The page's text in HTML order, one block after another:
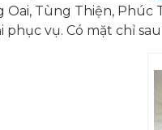
Oai, Tùng Thiện, Phúc
vụ. Có mặt chỉ